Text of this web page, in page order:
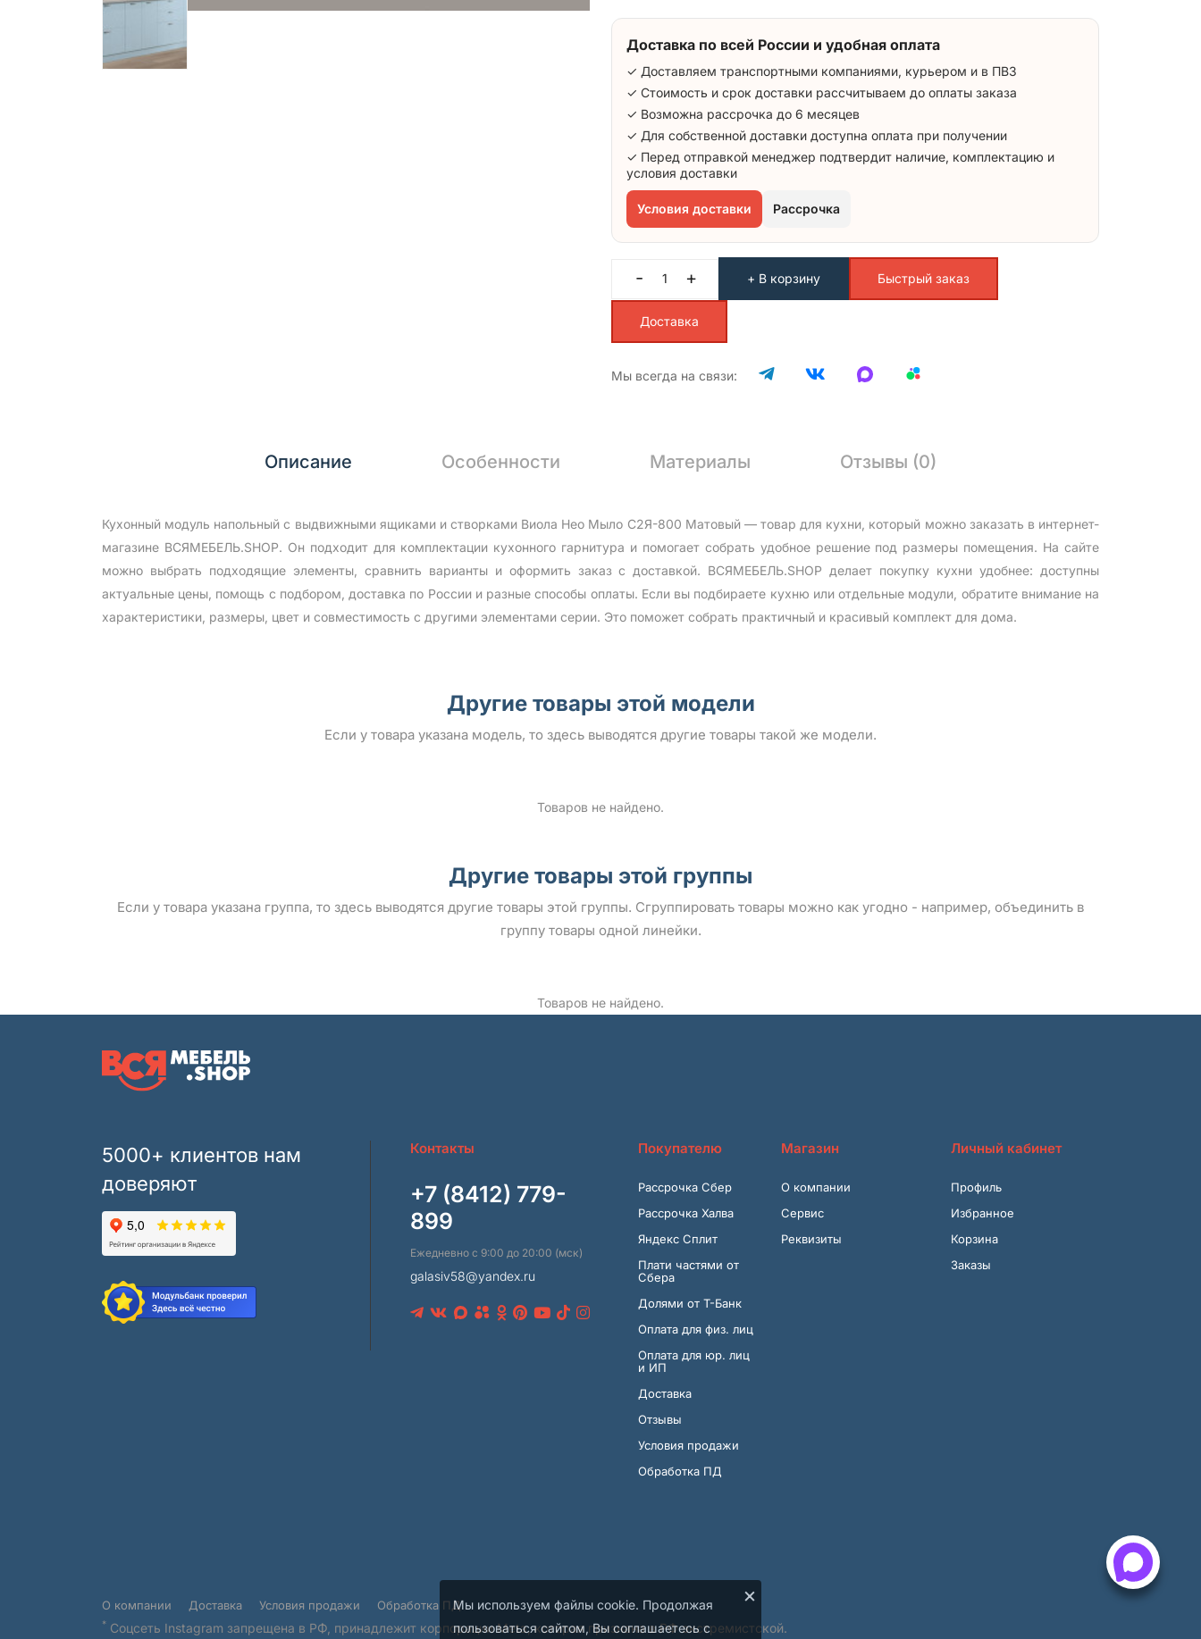
Доставка по всей России и удобная оплата
✓ Доставляем транспортными компаниями, курьером и в ПВЗ
✓ Стоимость и срок доставки рассчитываем до оплаты заказа
✓ Возможна рассрочка до 6 месяцев
✓ Для собственной доставки доступна оплата при получении
✓ Перед отправкой менеджер подтвердит наличие, комплектацию и
условия доставки
Условия доставки Рассрочка
- + + В корзину Быстрый заказ
Доставка
Мы всегда на связи:
Описание Особенности Материалы Отзывы (0)
Кухонный модуль напольный с выдвижными ящиками и створками Виола Нео Мыло С2Я-800 Матовый — товар для кухни, который можно заказать в интернет-
магазине ВСЯМЕБЕЛЬ.SHOP. Он подходит для комплектации кухонного гарнитура и помогает собрать удобное решение под размеры помещения. На сайте
можно выбрать подходящие элементы, сравнить варианты и оформить заказ с доставкой. ВСЯМЕБЕЛЬ.SHOP делает покупку кухни удобнее: доступны
актуальные цены, помощь с подбором, доставка по России и разные способы оплаты. Если вы подбираете кухню или отдельные модули, обратите внимание на
характеристики, размеры, цвет и совместимость с другими элементами серии. Это поможет собрать практичный и красивый комплект для дома.
Другие товары этой модели
Если у товара указана модель, то здесь выводятся другие товары такой же модели.
Товаров не найдено.
Другие товары этой группы
Если у товара указана группа, то здесь выводятся другие товары этой группы. Сгруппировать товары можно как угодно - например, объединить в
группу товары одной линейки.
Товаров не найдено.
5000+ клиентов нам
доверяют
Контакты
+7 (8412) 779-
899
Ежедневно с 9:00 до 20:00 (мск)
galasiv58@yandex.ru
Покупателю
Рассрочка Сбер
Рассрочка Халва
Яндекс Сплит
Плати частями от
Сбера
Долями от Т-Банк
Оплата для физ. лиц
Оплата для юр. лиц
и ИП
Доставка
Отзывы
Условия продажи
Обработка ПД
Магазин
О компании
Сервис
Реквизиты
Личный кабинет
Профиль
Избранное
Корзина
Заказы
О компании Доставка Условия продажи Обработка ПД
* Соцсеть Instagram запрещена в РФ, принадлежит корпорации Meta, которая признана в РФ экстремистской.
Мы используем файлы cookie. Продолжая
пользоваться сайтом, Вы соглашаетесь с
×